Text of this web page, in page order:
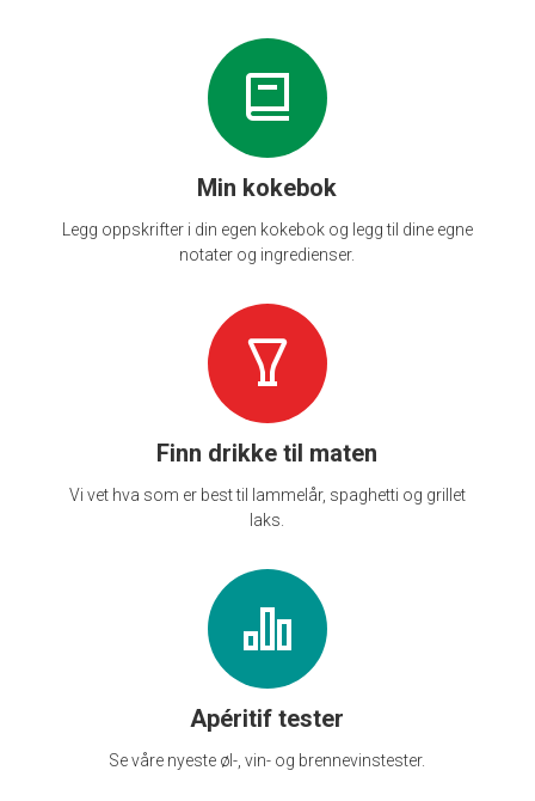
Min kokebok
Legg oppskrifter i din egen kokebok og legg til dine egne
notater og ingredienser.
Finn drikke til maten
Vi vet hva som er best til lammelår, spaghetti og grillet
laks.
Apéritif tester
Se våre nyeste øl-, vin- og brennevinstester.